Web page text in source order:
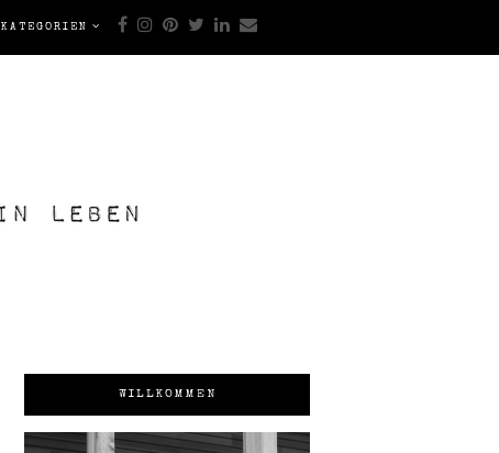
KATEGORIEN
WILLKOMMEN